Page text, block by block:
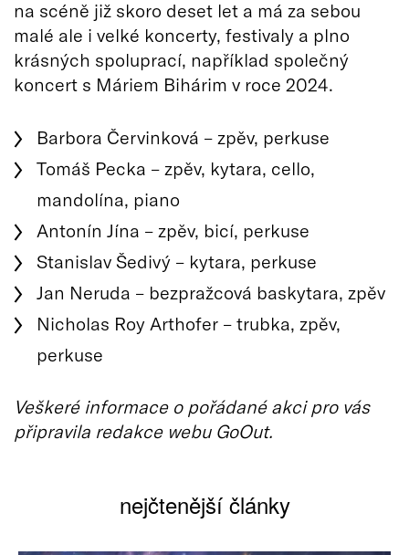
na scéně již skoro deset let a má za sebou
malé ale i velké koncerty, festivaly a plno
krásných spoluprací, například společný
koncert s Máriem Bihárim v roce 2024.
Barbora Červinková – zpěv, perkuse
Tomáš Pecka – zpěv, kytara, cello,
mandolína, piano
Antonín Jína – zpěv, bicí, perkuse
Stanislav Šedivý – kytara, perkuse
Jan Neruda – bezpražcová baskytara, zpěv
Nicholas Roy Arthofer – trubka, zpěv,
perkuse
Veškeré informace o pořádané akci pro vás
připravila redakce webu GoOut.
nejčtenější články